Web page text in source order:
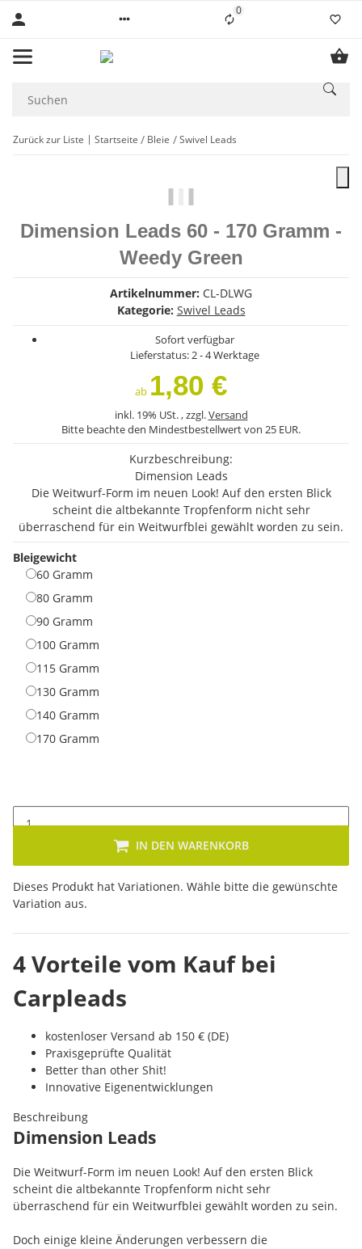
0Liste ist leer
Zurück zur Liste Startseite Bleie Swivel Leads
Dimension Leads 60 - 170 Gramm -
Weedy Green
Artikelnummer: CL-DLWG
Kategorie: Swivel Leads
Sofort verfügbar
Lieferstatus: 2 - 4 Werktage
ab 1,80 €
inkl. 19% USt. , zzgl.Versand
Bitte beachte den Mindestbestellwert von 25 EUR.
Kurzbeschreibung:
Dimension Leads
Die Weitwurf-Form im neuen Look! Auf den ersten Blick
scheint die altbekannte Tropfenform nicht sehr
überraschend für ein Weitwurfblei gewählt worden zu sein.
Bleigewicht
60 Gramm
80 Gramm
90 Gramm
100 Gramm
115 Gramm
130 Gramm
140 Gramm
170 Gramm
IN DEN WARENKORB
x
Dieses Produkt hat Variationen. Wähle bitte die gewünschte
Variation aus.
4 Vorteile vom Kauf bei
Carpleads
kostenloser Versand ab 150 € (DE)
Praxisgeprüfte Qualität
Better than other Shit!
Innovative Eigenentwicklungen
Beschreibung
Dimension Leads
Die Weitwurf-Form im neuen Look! Auf den ersten Blick
scheint die altbekannte Tropfenform nicht sehr
überraschend für ein Weitwurfblei gewählt worden zu sein.
Doch einige kleine Änderungen verbessern die